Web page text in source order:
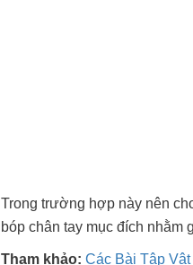
Trong trường hợp này nên
bóp chân tay mục đích nhằm
Tham khảo: Các Bài Tập